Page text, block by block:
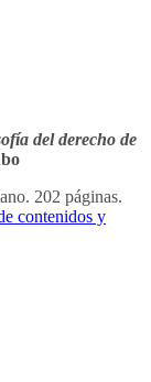
del derecho de
202 páginas.
contenidos y